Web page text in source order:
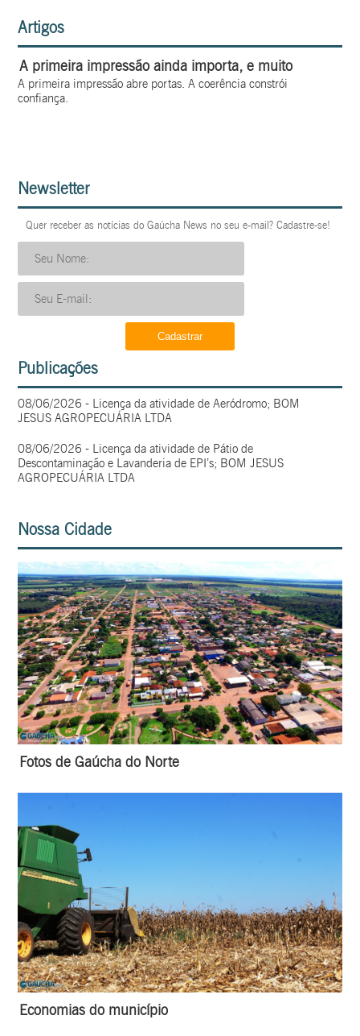
Artigos
A primeira impressão ainda importa, e muito
A primeira impressão abre portas. A coerência constrói
confiança.
Newsletter
Quer receber as notícias do Gaúcha News no seu e-mail? Cadastre-se!
Publicações
08/06/2026 - Licença da atividade de Aeródromo; BOM
JESUS AGROPECUÁRIA LTDA
08/06/2026 - Licença da atividade de Pátio de
Descontaminação e Lavanderia de EPI’s; BOM JESUS
AGROPECUÁRIA LTDA
Nossa Cidade
Fotos de Gaúcha do Norte
Economias do município